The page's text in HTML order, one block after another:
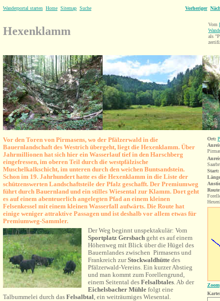
Wanderportal starten Home Sitemap Suche Vorheriger
Hexenklamm
Vom
als
Vor den Toren von Pirmasens, wo der Pfälzerwald in die
Bauernlandschaft des Westrich übergeht, liegt die Hexenklamm. Über
Jahrmillionen hat sich hier ein Wasserlauf tief in den Harschberg
eingefressen, im oberen Teil durch die westpfälzische
Muschelkalkschicht, im unteren durch den weichen Buntsandstein.
Schon im 19. Jahrhundert hatte es die Hexenklamm in die Liste der
schützenswerten Landschaftsteile der Pfalz geschafft. Der Premiumweg
führt durch Bauernland und ein stilles Wiesental zur Klamm. Dort geht
es auf einem abenteuerlich angelegten Pfad an einem kleinen
Felsenkessel mit einem kleinen Wasserfall aufwärts. Die Route hat
einige weniger attraktive Passagen und ist deshalb vor allem etwas für
Premiumweg-Sammler.
Der Weg beginnt unspektakulär: Vom
Sportplatz Gersbach geht es auf einem
Höhenweg mit Blick über die Hügel des
Bauernlandes zwischen Pirmasens und
Frankreich zurStockwaldhütte des
Pfälzerwald-Vereins. Ein kurzer Abstieg
und man kommt zum Forellengrund,
einem Seitental des Felsalbtales. Ab der
Eichelsbacher Mühle folgt eine
Talbummelei durch das Felsalbtal, ein weiträumiges Wiesental.
Ort:
Start:
Zoom
Karte: